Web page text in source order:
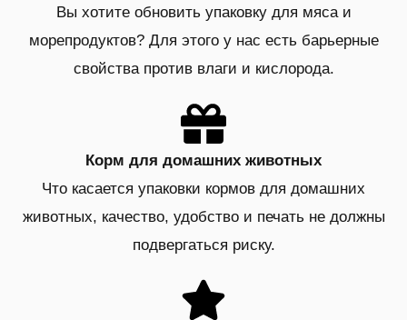
Вы хотите обновить упаковку для мяса и
морепродуктов? Для этого у нас есть барьерные
свойства против влаги и кислорода.
Корм для домашних животных
Что касается упаковки кормов для домашних
животных, качество, удобство и печать не должны
подвергаться риску.